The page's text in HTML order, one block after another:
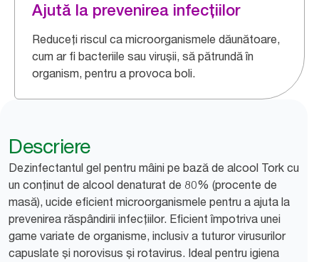
Ajută la prevenirea infecțiilor
Reduceți riscul ca microorganismele dăunătoare,
cum ar fi bacteriile sau virușii, să pătrundă în
organism, pentru a provoca boli.
Descriere
Dezinfectantul gel pentru mâini pe bază de alcool Tork cu
un conținut de alcool denaturat de 80% (procente de
masă), ucide eficient microorganismele pentru a ajuta la
prevenirea răspândirii infecțiilor. Eficient împotriva unei
game variate de organisme, inclusiv a tuturor virusurilor
capuslate și norovisus și rotavirus. Ideal pentru igiena